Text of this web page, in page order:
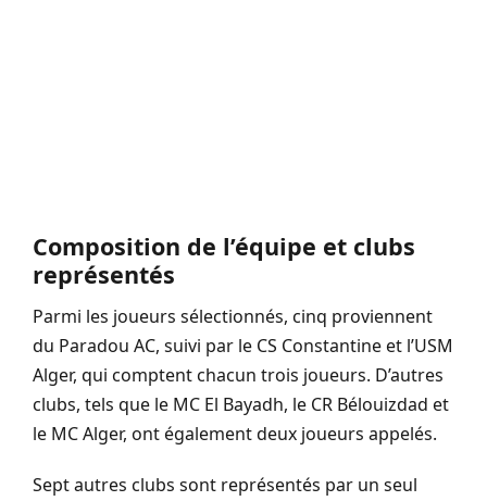
Composition de l’équipe et clubs
représentés
Parmi les joueurs sélectionnés, cinq proviennent
du Paradou AC, suivi par le CS Constantine et l’USM
Alger, qui comptent chacun trois joueurs. D’autres
clubs, tels que le MC El Bayadh, le CR Bélouizdad et
le MC Alger, ont également deux joueurs appelés.
Sept autres clubs sont représentés par un seul